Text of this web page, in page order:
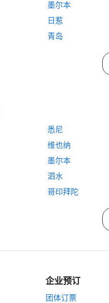
墨尔本
日惹
青岛
悉尼
维也纳
墨尔本
泗水
哥印拜陀
企业预订
团体订票